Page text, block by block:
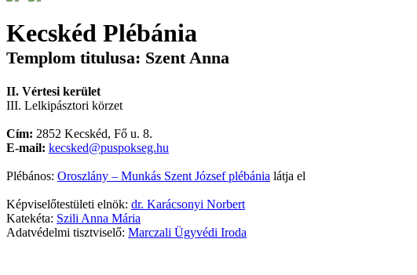
Kecskéd Plébánia
Templom titulusa: Szent Anna
II. Vértesi kerület
III. Lelkipásztori körzet
Cím: 2852 Kecskéd, Fő u. 8.
E-mail: kecsked@puspokseg.hu
Plébános: Oroszlány – Munkás Szent József plébánia látja el
Képviselőtestületi elnök: dr. Karácsonyi Norbert
Katekéta: Szili Anna Mária
Adatvédelmi tisztviselő: Marczali Ügyvédi Iroda